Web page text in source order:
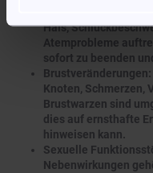
Hals,
Atemprobleme
sofort zu beenden
Knoten, Schmerzen,
Brustwarzen sind
dies auf ernsthafte
hinweisen kann.
Sexuelle
Nebenwirkungen